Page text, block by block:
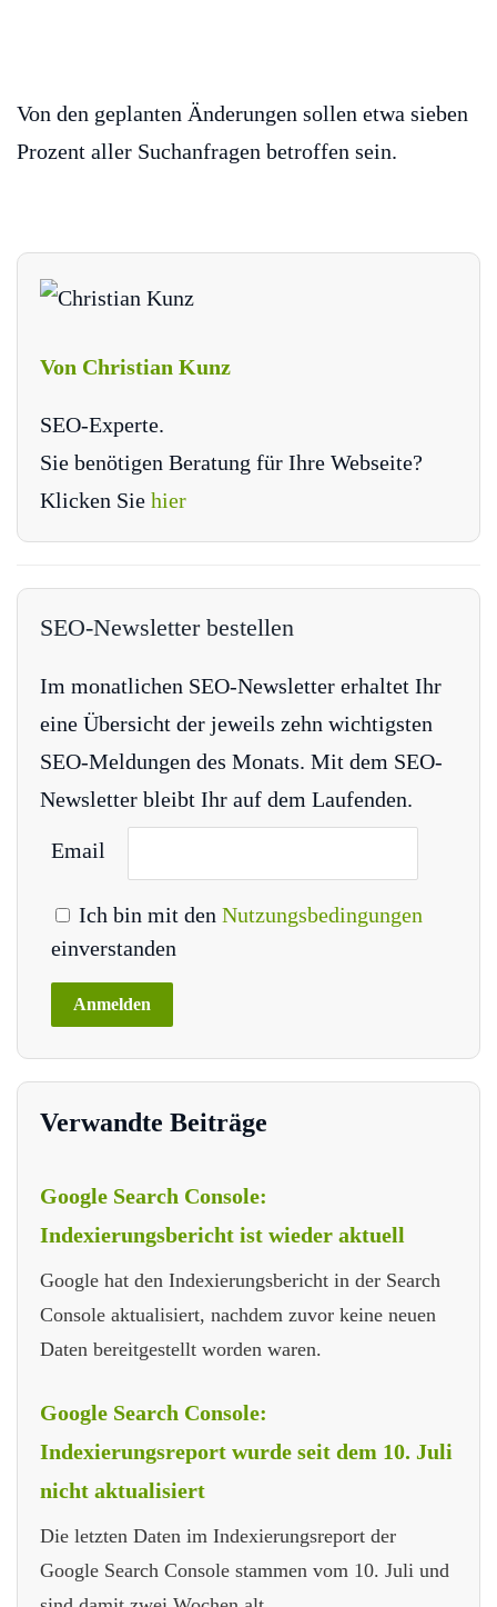
Von den geplanten Änderungen sollen etwa sieben
Prozent aller Suchanfragen betroffen sein.
Von Christian Kunz
SEO-Experte.
Sie benötigen Beratung für Ihre Webseite?
Klicken Sie hier
SEO-Newsletter bestellen
Im monatlichen SEO-Newsletter erhaltet Ihr
eine Übersicht der jeweils zehn wichtigsten
SEO-Meldungen des Monats. Mit dem SEO-
Newsletter bleibt Ihr auf dem Laufenden.
Email
Ich bin mit den Nutzungsbedingungen
einverstanden
Verwandte Beiträge
Google Search Console:
Indexierungsbericht ist wieder aktuell
Google hat den Indexierungsbericht in der Search
Console aktualisiert, nachdem zuvor keine neuen
Daten bereitgestellt worden waren.
Google Search Console:
Indexierungsreport wurde seit dem 10. Juli
nicht aktualisiert
Die letzten Daten im Indexierungsreport der
Google Search Console stammen vom 10. Juli und